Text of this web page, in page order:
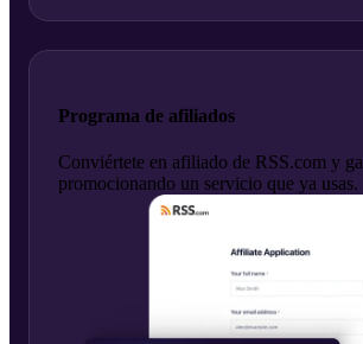
Programa de afiliados
Conviértete en afiliado de RSS.com y
promocionando un servicio que ya usas.